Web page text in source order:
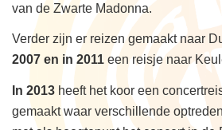
van de Zwarte Madonna.
Verder zijn er reizen gemaakt naar
2007 en in 2011 een reisje naar
In 2013 heeft het koor een
gemaakt waar verschillende